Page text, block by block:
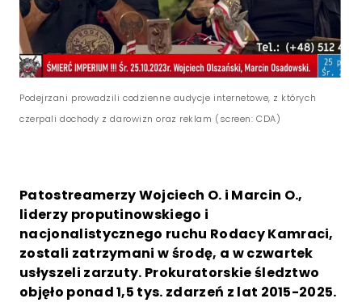
Podejrzani prowadzili codzienne audycje internetowe, z których
czerpali dochody z darowizn oraz reklam (screen: CDA)
Patostreamerzy Wojciech O. i Marcin O.,
liderzy proputinowskiego i
nacjonalistycznego ruchu Rodacy Kamraci,
zostali zatrzymani w środę, a w czwartek
usłyszeli zarzuty. Prokuratorskie śledztwo
objęło ponad 1,5 tys. zdarzeń z lat 2015-2025.